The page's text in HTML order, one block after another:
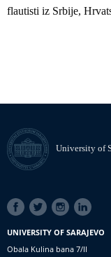
flautisti iz Srbije,
University of
SOCIAL
LINKS
UNIVERSITY OF SARAJEVO
Obala Kulina bana 7/II